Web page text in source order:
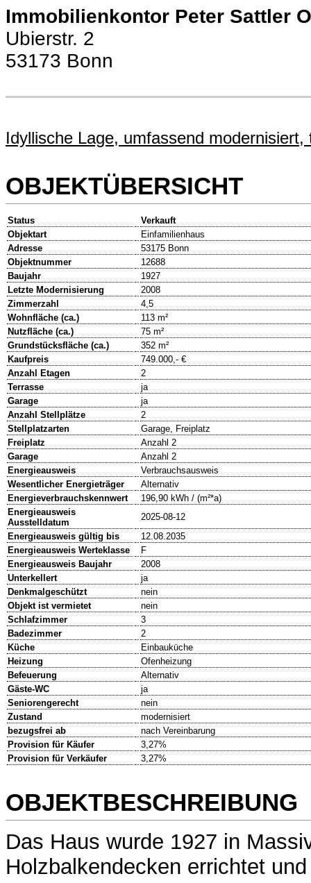
Immobilienkontor Peter Sattler
Ubierstr. 2
53173 Bonn
Idyllische Lage, umfassend
OBJEKTÜBERSICHT
Status
Verkauft
Objektart
Einfamilienhaus
Adresse
53175 Bonn
Objektnummer
12688
Baujahr
1927
Letzte Modernisierung
2008
Zimmerzahl
4,5
Wohnfläche (ca.)
113 m²
Nutzfläche (ca.)
75 m²
Grundstücksfläche (ca.)
352 m²
Kaufpreis
749.000,- €
Anzahl Etagen
2
Terrasse
ja
Garage
ja
Anzahl Stellplätze
2
Stellplatzarten
Garage, Freiplatz
Freiplatz
Anzahl 2
Garage
Anzahl 2
Energieausweis
Verbrauchsausweis
Wesentlicher Energieträger
Alternativ
Energieverbrauchskennwert
196,90 kWh / (m²*a)
Energieausweis
Ausstelldatum
2025-08-12
Energieausweis gültig bis
12.08.2035
Energieausweis Werteklasse
F
Energieausweis Baujahr
2008
Unterkellert
ja
Denkmalgeschützt
nein
Objekt ist vermietet
nein
Schlafzimmer
3
Badezimmer
2
Küche
Einbauküche
Heizung
Ofenheizung
Befeuerung
Alternativ
Gäste-WC
ja
Seniorengerecht
nein
Zustand
modernisiert
bezugsfrei ab
nach Vereinbarung
Provision für Käufer
3,27%
Provision für Verkäufer
3,27%
OBJEKTBESCHREIBUNG
Das Haus wurde 1927 in
Holzbalkendecken errichtet